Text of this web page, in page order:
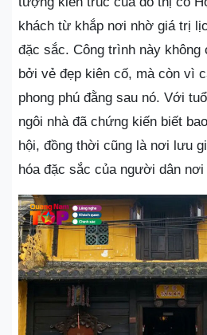
khách từ khắp nơi nhờ giá trị
đặc sắc. Công trình này không
bởi vẻ đẹp kiên cố, mà còn vì
phong phú đằng sau nó. Với
ngôi nhà đã chứng kiến biết
hội, đồng thời cũng là nơi lưu
hóa đặc sắc của người dân nơi